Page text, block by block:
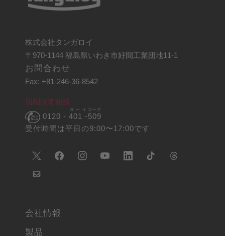
株式会社タンガロイ
〒970-1144 福島県いわき市好間工業団地11-1
お問合わせ
Fax: +81-246-36-8542
切削技術相談
0120 - 401 -
ヨーイ
509
コーグ
受付時間は平日の9:00〜17:00です
会社情報
製品